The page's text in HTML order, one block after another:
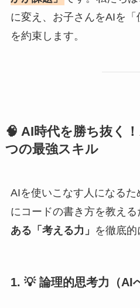
に変え、お子さんをAIを「
を約束します。
🧠 AI時代を勝ち抜く
つの最強スキル
AIを使いこなす人になる
にコードの書き方を教える
ある「考える力」 を徹底的
1. 💡 論理的思考力（AI